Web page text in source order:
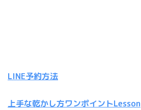
LINE予約方法
上手な乾かし方ワンポイントLesson